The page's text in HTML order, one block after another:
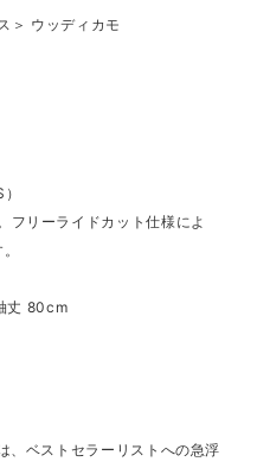
＞ ウッディカモ
フリーライドカット仕様によ
丈 80cm
、ベストセラーリストへの急浮